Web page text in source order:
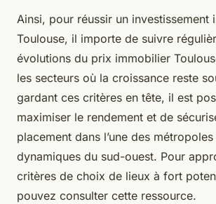
Ainsi, pour réussir un investissement
Toulouse, il importe de suivre
évolutions du prix immobilier
les secteurs où la croissance reste
gardant ces critères en tête, il est
maximiser le rendement et de
placement dans l’une des
dynamiques du sud-ouest. Pour
critères de choix de lieux à fort
pouvez consulter cette ressource.